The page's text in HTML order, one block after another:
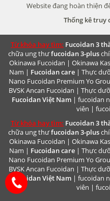
Website đang hoàn thiện
Thống kê truy
Từ khóa hay tìm: Fucoidan 3
chữa ung thưfucoidan 3-plus
Okinawa Fucoidan | Okinawa
Nam | Fucoidan care | Thực
Nano Fucoidan Premium Yo
BVSKAncan Fucoidan | Thực
Fucoidan Việt Nam| fucoidan
viên |
Từ khóa hay tìm: Fucoidan 3
chữa ung thưfucoidan 3-plus
Okinawa Fucoidan | Okinawa
Nam | Fucoidan care | Thực
Nano Fucoidan Premium Yo
BVSKAncan Fucoidan | Thực
Fucoidan Việt Nam| fucoidan
viên |